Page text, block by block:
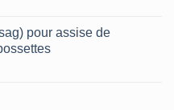
pour assise de